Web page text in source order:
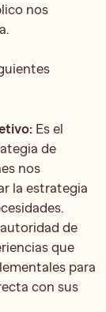
nos
Es el
de
nos
la estrategia
de
que
para
con sus